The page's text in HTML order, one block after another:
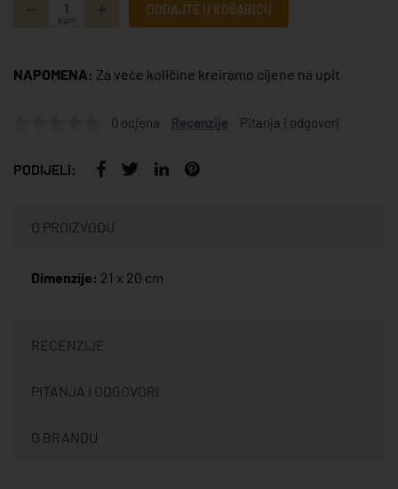
kom
DODAJTE U KOŠARICU
NAPOMENA: Za veće količine kreiramo cijene na upit
0 ocjena Recenzije Pitanja i odgovori
PODIJELI:
O PROIZVODU
Dimenzije: 21 x 20 cm
RECENZIJE
PITANJA I ODGOVORI
O BRANDU